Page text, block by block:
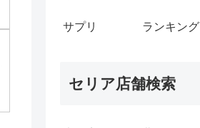
サプリ ランキング
セリア店舗検索